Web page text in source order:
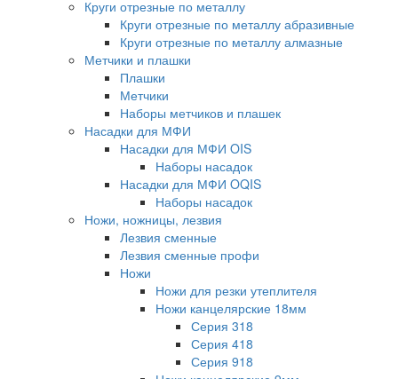
Круги отрезные по металлу
Круги отрезные по металлу абразивные
Круги отрезные по металлу алмазные
Метчики и плашки
Плашки
Метчики
Наборы метчиков и плашек
Насадки для МФИ
Насадки для МФИ OIS
Наборы насадок
Насадки для МФИ OQIS
Наборы насадок
Ножи, ножницы, лезвия
Лезвия сменные
Лезвия сменные профи
Ножи
Ножи для резки утеплителя
Ножи канцелярские 18мм
Серия 318
Серия 418
Серия 918